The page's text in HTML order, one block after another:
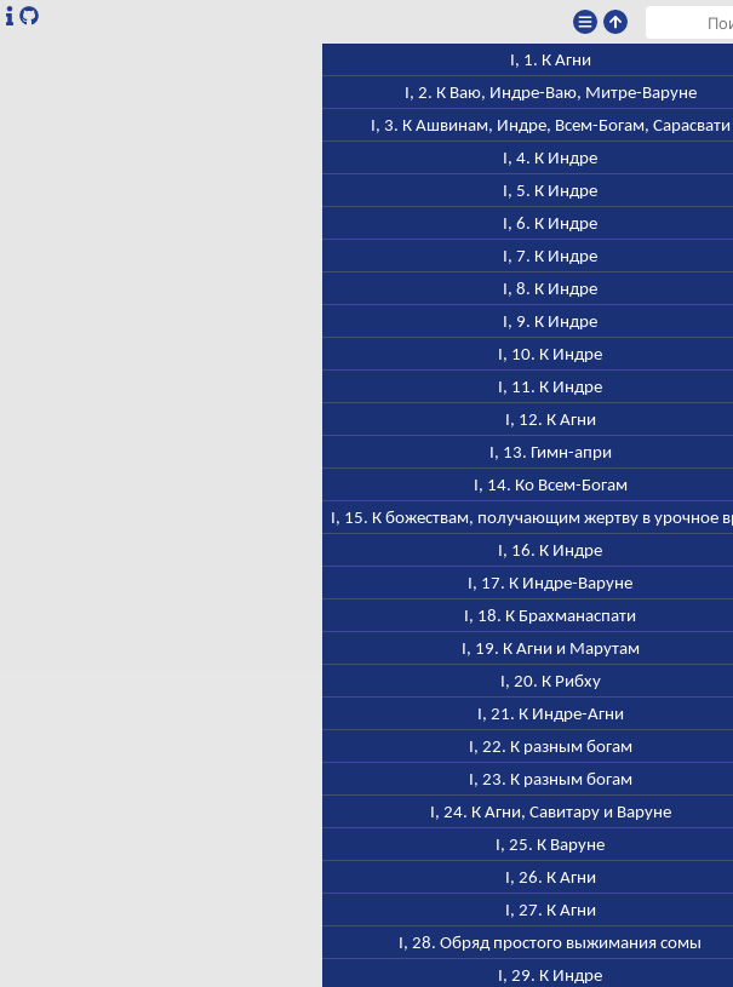
I, 1. К Агни
I, 2. К Ваю, Индре-Ваю, Митре-Варуне
I, 3. К Ашвинам, Индре, Всем-Богам, Сарасвати
I, 4. К Индре
I, 5. К Индре
I, 6. К Индре
I, 7. К Индре
I, 8. К Индре
I, 9. К Индре
I, 10. К Индре
I, 11. К Индре
I, 12. К Агни
I, 13. Гимн-апри
I, 14. Ко Всем-Богам
I, 15. К божествам, получающим жертву в урочное
I, 16. К Индре
I, 17. К Индре-Варуне
I, 18. К Брахманаспати
I, 19. К Агни и Марутам
I, 20. К Рибху
I, 21. К Индре-Агни
I, 22. К разным богам
I, 23. К разным богам
I, 24. К Агни, Савитару и Варуне
I, 25. К Варуне
I, 26. К Агни
I, 27. К Агни
I, 28. Обряд простого выжимания сомы
I, 29. К Индре